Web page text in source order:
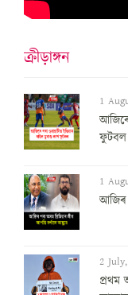
ক্ৰীড়াঙ্গন
1
ফুটবল
1
আজিৰ
2
প্ৰথম